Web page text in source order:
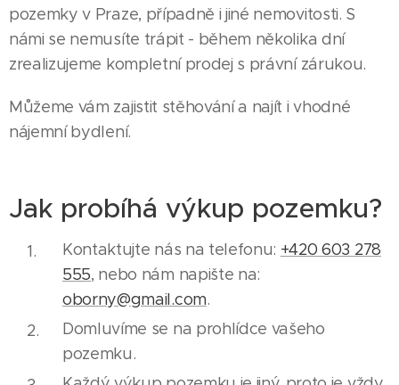
pozemky v Praze, případně i jiné nemovitosti. S
námi se nemusíte trápit - během několika dní
zrealizujeme kompletní prodej s právní zárukou.
Můžeme vám zajistit stěhování a najít i vhodné
nájemní bydlení.
Jak probíhá výkup pozemku?
Kontaktujte nás na telefonu: +420 603 278
555, nebo nám napište na:
oborny@gmail.com.
Domluvíme se na prohlídce vašeho
pozemku.